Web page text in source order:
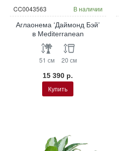
CC0043563 В наличии
Аглаонема ‘Даймонд Бэй’
в Mediterranean
51 см 20 см
15 390 р.
Купить